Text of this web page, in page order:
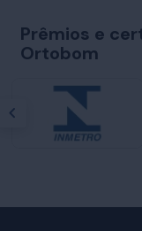
Prêmios e
Ortobom